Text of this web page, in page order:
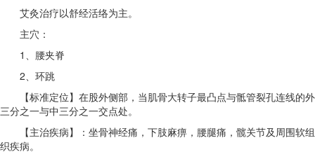
艾灸治疗以舒经活络为主。
主穴：
1、腰夹脊
2、环跳
【标准定位】在股外侧部，当肌骨大转子最凸点与骶管裂孔连线的外
三分之一与中三分之一交点处。
【主治疾病】：坐骨神经痛，下肢麻痹，腰腿痛，髋关节及周围软组
织疾病。